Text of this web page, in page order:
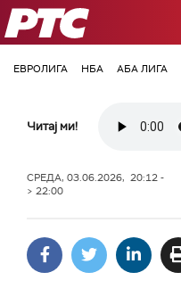
РТС
ЕВРОЛИГА НБА АБА ЛИГА
Читај ми!
СРЕДА, 03.06.2026, 20:12 -
> 22:00